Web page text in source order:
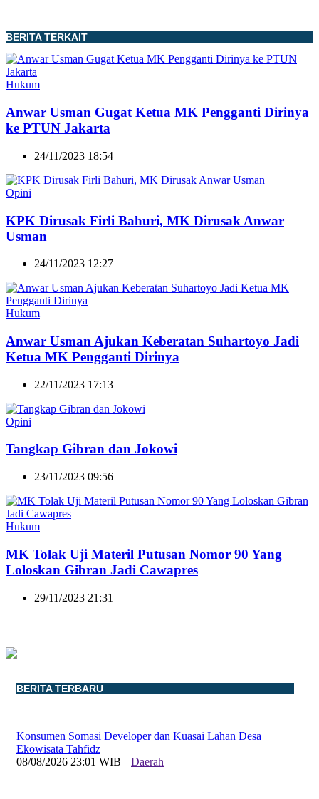
BERITA TERKAIT
Hukum
Anwar Usman Gugat Ketua MK Pengganti Dirinya
ke PTUN Jakarta
24/11/2023 18:54
Opini
KPK Dirusak Firli Bahuri, MK Dirusak Anwar
Usman
24/11/2023 12:27
Hukum
Anwar Usman Ajukan Keberatan Suhartoyo Jadi
Ketua MK Pengganti Dirinya
22/11/2023 17:13
Opini
Tangkap Gibran dan Jokowi
23/11/2023 09:56
Hukum
MK Tolak Uji Materil Putusan Nomor 90 Yang
Loloskan Gibran Jadi Cawapres
29/11/2023 21:31
BERITA TERBARU
Konsumen Somasi Developer dan Kuasai Lahan Desa
Ekowisata Tahfidz
08/08/2026 23:01 WIB || Daerah